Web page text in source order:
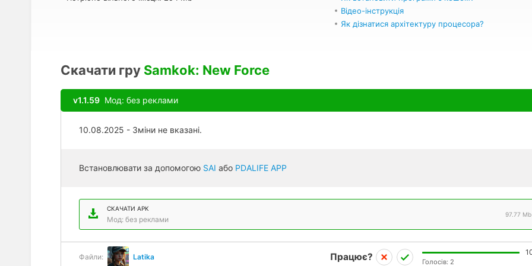
Відео-інструкція
Як дізнатися архітектуру процесора?
Скачати гру Samkok: New Force
v1.1.59 Мод: без реклами
10.08.2025 - Зміни не вказані.
Встановлювати за допомогою SAI або PDALIFE APP
СКАЧАТИ APK
Мод: без реклами
97.77 Mb
Файли: Latika Працює? Голосів: 2